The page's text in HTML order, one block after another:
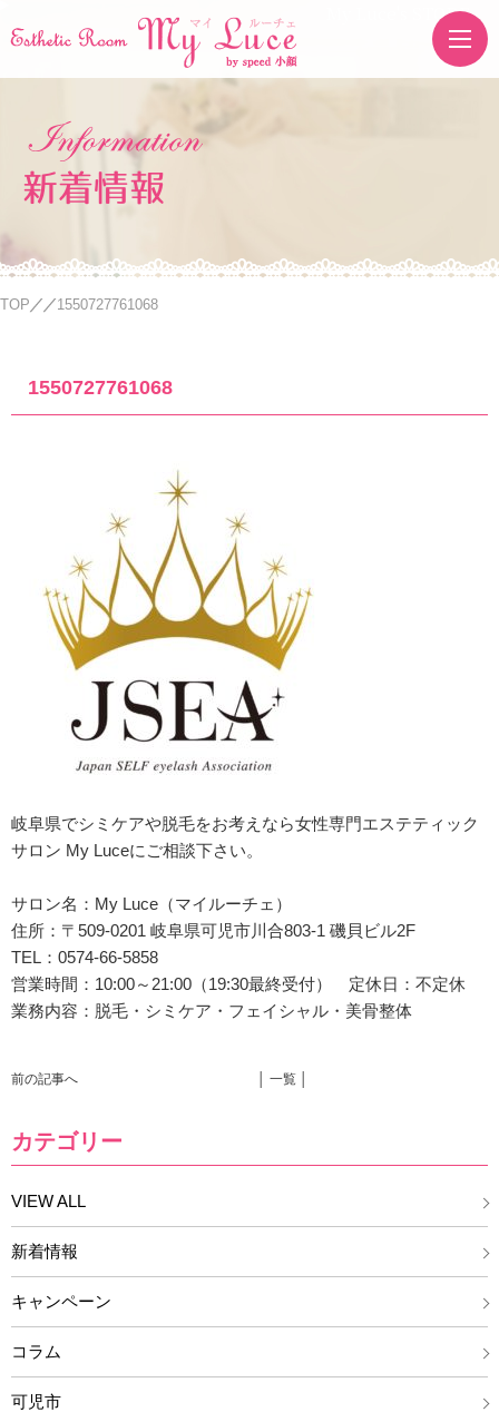
My Luce's STORE
新着情報
TOP 1550727761068
1550727761068
岐阜県でシミケアや脱毛をお考えなら女性専門エステティック
サロン My Luceにご相談下さい。
サロン名：My Luce（マイルーチェ）
住所： 〒509-0201 岐阜県可児市川合803-1 磯貝ビル2F
TEL：0574-66-5858
営業時間：10:00～21:00（19:30最終受付） 定休日：不定休
業務内容：脱毛・シミケア・フェイシャル・美骨整体
前の記事へ │ 一覧 │
カテゴリー
VIEW ALL
新着情報
キャンペーン
コラム
可児市